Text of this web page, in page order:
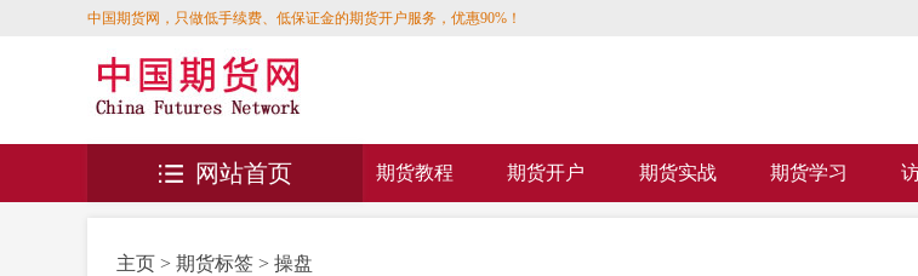
中国期货网，只做低手续费、低保证金的期货开户服务，优惠90%！
期货教程 期货开户 期货实战 期货学习
网站首页
主页 > 期货标签 > 操盘